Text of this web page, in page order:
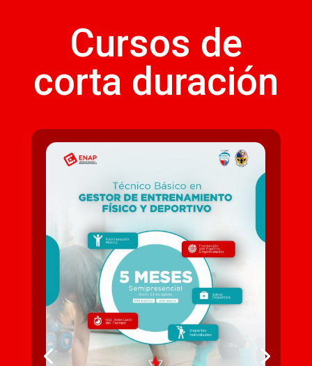
Cursos de
corta duración